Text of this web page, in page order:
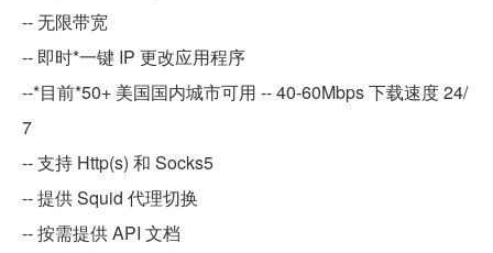
-- 无限带宽
-- 即时*一键 IP 更改应用程序
--*目前*50+ 美国国内城市可用 -- 40-60Mbps 下载速度 24/
7
-- 支持 Http(s) 和 Socks5
-- 提供 Squid 代理切换
-- 按需提供 API 文档